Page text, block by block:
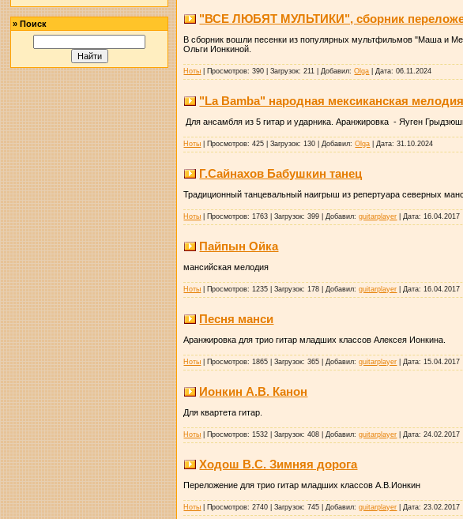
»Поиск "ВСЕ ЛЮБЯТ МУЛЬТИКИ", сборник
В сборник вошли песенки из популярных мультфильмов "Маша и
Ольги Ионкиной.
Ноты Просмотров: 390 |Загрузок: 211 Добавил: Olga Дата: 06.11.2024
"La Bamba" народная мексиканская мелодия
Для ансамбля из 5 гитар и ударника. Аранжировка - Яуген
Ноты Просмотров: 425 |Загрузок: 130 Добавил: Olga Дата: 31.10.2024
Г.Сайнахов Бабушкин танец
Традиционный танцевальный наигрыш из репертуара северных
Ноты Просмотров: 1763 |Загрузок: 399 Добавил: guitarplayer Дата: 16.04.2017
Пайпын Ойка
мансийская мелодия
Ноты Просмотров: 1235 |Загрузок: 178 Добавил: guitarplayer Дата: 16.04.2017
Песня манси
Аранжировка для трио гитар младших классов Алексея Ионкина.
Ноты Просмотров: 1865 |Загрузок: 365 Добавил: guitarplayer Дата: 15.04.2017
Ионкин А.В. Канон
Для квартета гитар.
Ноты Просмотров: 1532 |Загрузок: 408 Добавил: guitarplayer Дата: 24.02.2017
Ходош В.С. Зимняя дорога
Переложение для трио гитар младших классов А.В.Ионкин
Ноты Просмотров: 2740 |Загрузок: 745 Добавил: guitarplayer Дата: 23.02.2017